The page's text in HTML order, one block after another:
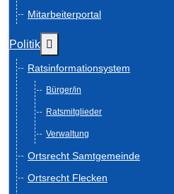
Mitarbeiterportal
Politik
Ratsinformationsystem
Bürger/in
Ratsmitglieder
Verwaltung
Ortsrecht Samtgemeinde
Ortsrecht Flecken